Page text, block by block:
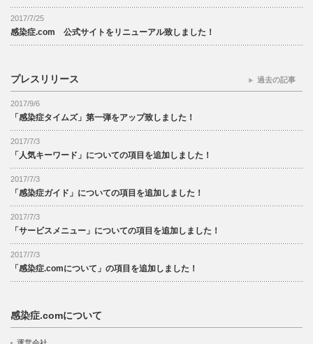
2017/7/25
感染症.com 公式サイトをリニューアル致しました！
プレスリリース
2017/9/6
「感染症タイムズ」第一弾をアップ致しました！
2017/7/3
「人気キーワード」についての項目を追加しました！
2017/7/3
「感染症ガイド」についての項目を追加しました！
2017/7/3
「サービスメニュー」についての項目を追加しました！
2017/7/3
「感染症.comについて」の項目を追加しました！
過去の記事
感染症.comについて